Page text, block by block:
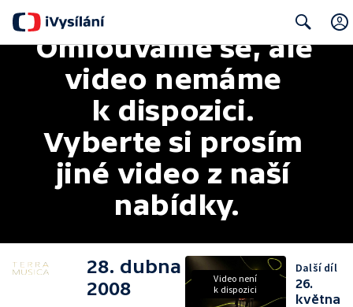
Search
Omlouváme se, ale
video nemáme
k dispozici.
Vyberte si prosím
jiné video z naší
nabídky.
28. dubna
2008
Video není
k dispozici
Další díl
26.
května